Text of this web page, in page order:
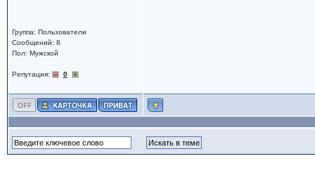
Группа: Пользователи
Сообщений: 8
Пол: Мужской
Репутация: 0